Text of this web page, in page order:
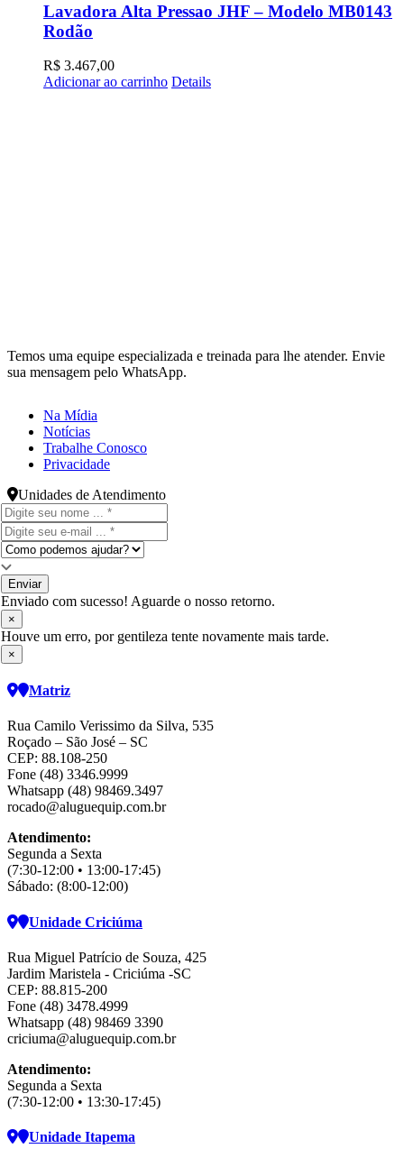
Lavadora Alta Pressao JHF – Modelo MB0143
Rodão
R$ 3.467,00
Adicionar ao carrinho Details
Temos uma equipe especializada e treinada para lhe atender. Envie
sua mensagem pelo WhatsApp.
Na Mídia
Notícias
Trabalhe Conosco
Privacidade
Unidades de Atendimento
Enviar
Enviado com sucesso! Aguarde o nosso retorno.
×
Houve um erro, por gentileza tente novamente mais tarde.
×
Matriz
Rua Camilo Verissimo da Silva, 535
Roçado – São José – SC
CEP: 88.108-250
Fone (48) 3346.9999
Whatsapp (48) 98469.3497
rocado@aluguequip.com.br
Atendimento:
Segunda a Sexta
(7:30-12:00 • 13:00-17:45)
Sábado: (8:00-12:00)
Unidade Criciúma
Rua Miguel Patrício de Souza, 425
Jardim Maristela - Criciúma -SC
CEP: 88.815-200
Fone (48) 3478.4999
Whatsapp (48) 98469 3390
criciuma@aluguequip.com.br
Atendimento:
Segunda a Sexta
(7:30-12:00 • 13:30-17:45)
Unidade Itapema